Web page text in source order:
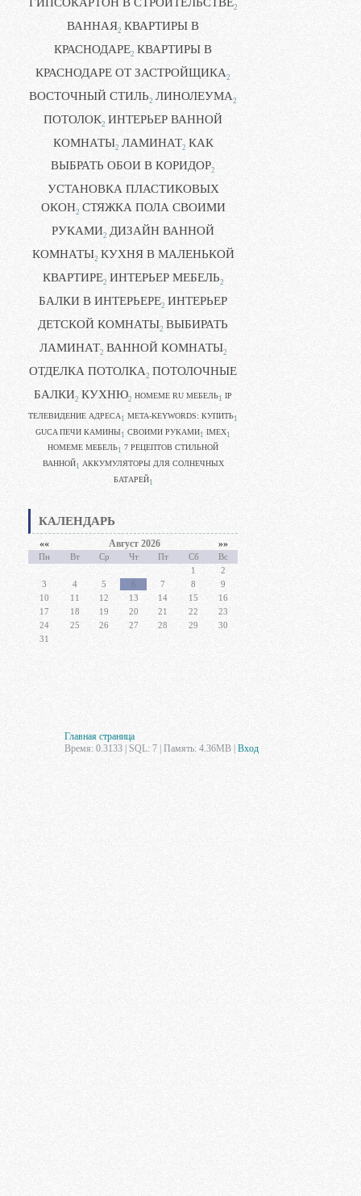
2
ВАННАЯ2 КВАРТИРЫ В
КРАСНОДАРЕ2 КВАРТИРЫ В
КРАСНОДАРЕ ОТ ЗАСТРОЙЩИКА2
ВОСТОЧНЫЙ СТИЛЬ2 ЛИНОЛЕУМА2
ПОТОЛОК2 ИНТЕРЬЕР ВАННОЙ
КОМНАТЫ2 ЛАМИНАТ2 КАК
ВЫБРАТЬ ОБОИ В КОРИДОР2
УСТАНОВКА ПЛАСТИКОВЫХ
ОКОН2 СТЯЖКА ПОЛА СВОИМИ
РУКАМИ2 ДИЗАЙН ВАННОЙ
КОМНАТЫ2 КУХНЯ В МАЛЕНЬКОЙ
КВАРТИРЕ2 ИНТЕРЬЕР МЕБЕЛЬ2
БАЛКИ В ИНТЕРЬЕРЕ2 ИНТЕРЬЕР
ДЕТСКОЙ КОМНАТЫ2 ВЫБИРАТЬ
ЛАМИНАТ2 ВАННОЙ КОМНАТЫ2
ОТДЕЛКА ПОТОЛКА2 ПОТОЛОЧНЫЕ
БАЛКИ2 КУХНЮ2 HOMEME RU МЕБЕЛЬ1 IP
ТЕЛЕВИДЕНИЕ АДРЕСА 1 META-KEYWORDS: КУПИТЬ1
GUCA ПЕЧИ КАМИНЫ1 CВОИМИ РУКАМИ1 IMEX1
HOMEME МЕБЕЛЬ1 7 РЕЦЕПТОВ СТИЛЬНОЙ
ВАННОЙ1 АККУМУЛЯТОРЫ ДЛЯ СОЛНЕЧНЫХ
БАТАРЕЙ1
КАЛЕНДАРЬ
«« Август 2026 »»
Пн Вт Ср Чт Пт Сб
Вс
1
2
3
4 5 6 7 8
9
10
11 12 13 14 15
16
17
18 19 20 21 22
23
24
25 26 27 28 29
30
31
Главная страница
Время: 0.3133 | SQL: 7 | Память: 4.36MB Вход